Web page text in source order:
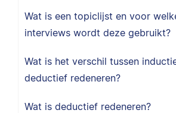
Wat is een topiclijst en voor
interviews wordt deze gebruikt?
Wat is het verschil tussen
deductief redeneren?
Wat is deductief redeneren?